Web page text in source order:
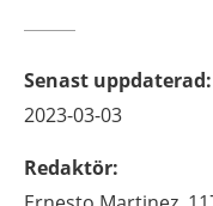
Senast uppdaterad:
2023-03-03
Redaktör: